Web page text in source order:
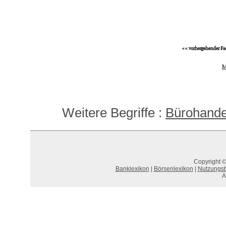
<< vorhergehender
Weitere Begriffe :
Copyright
Banklexikon
Börsenlexikon